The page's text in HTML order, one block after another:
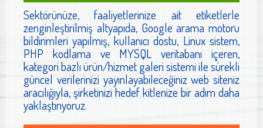
Sektörünüze, faaliyetlerinize ait etiketlerle
zenginleştirilmiş altyapıda, Google arama motoru
bildirimleri yapılmış, kullanıcı dostu, Linux sistem,
PHP kodlama ve MYSQL veritabanı içeren,
kategori bazlı ürün/hizmet galeri sistemi ile sürekli
güncel verilerinizi yayınlayabileceğiniz web siteniz
aracılığıyla, şirketinizi hedef kitlenize bir adım daha
yaklaştırıyoruz.